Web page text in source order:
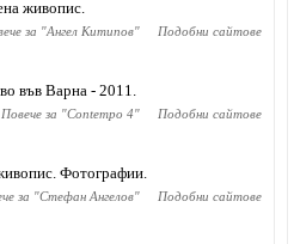
живопис.
за "Ангел Китипов" Подобни сайтове
във Варна - 2011.
Повече за "Contempo 4" Подобни сайтове
Фотографии.
за "Стефан Ангелов" Подобни сайтове